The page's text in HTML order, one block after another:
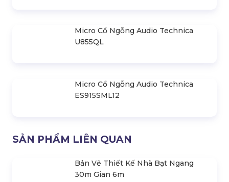
U855QL
Micro Cổ Ngỗng Audio Technica